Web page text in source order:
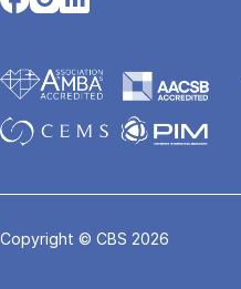
Copyright © CBS 2026